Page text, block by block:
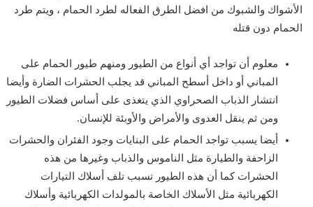
الأشواك والشبوك من افضل الطرق الفعاله لطرد الحمام ، ويتم طرد
الحمام دون قتله
معلوم أن تواجد أي أنواع من الطيور ومنهم طيور الحمام على
المباني أو داخل أسطح المباني قد يجلب الحشرات الضارة وأيضا
انتشار الذباب الصحراوي الذي يتغذى على أساس فضلات الطيور
ومن ثم ينقل العدوى والأمراض والأوبئة للإنسان.
أيضا يسبب تواجد الحمام على البنايات وجود الفئران والحشرات
الزاحفة والطيارة مثل الناموس والذباب وغيرها من هذه
الحشرات كما أن هذه الطيور تسبب تلف أسلاك التيارات
الكهربائية مثل الأسلاك الخاصة بالمولدات الكهربائية وأسلاك